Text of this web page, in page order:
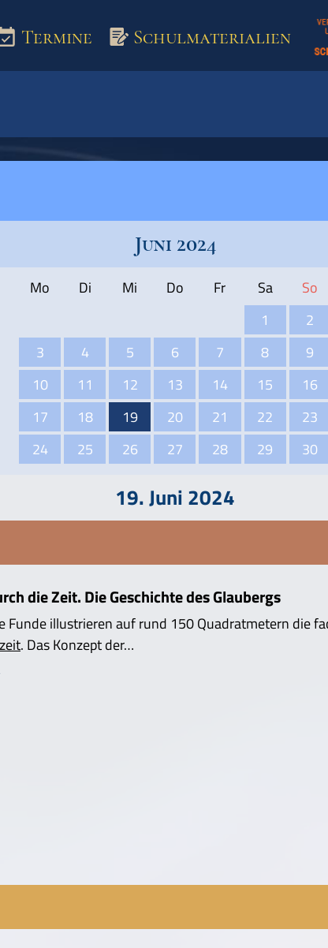
Termine Schulmaterialien
Juni 2024
Mo Di Mi Do Fr Sa
So
1
2
3
4 5 6 7 8
9
10
11 12 13 14 15
16
17
18 19 20 21 22
23
24
25 26 27 28 29 30
19. Juni 2024
die Zeit. Die Geschichte des Glaubergs
Funde illustrieren auf rund 150 Quadratmetern die
. Das Konzept der…